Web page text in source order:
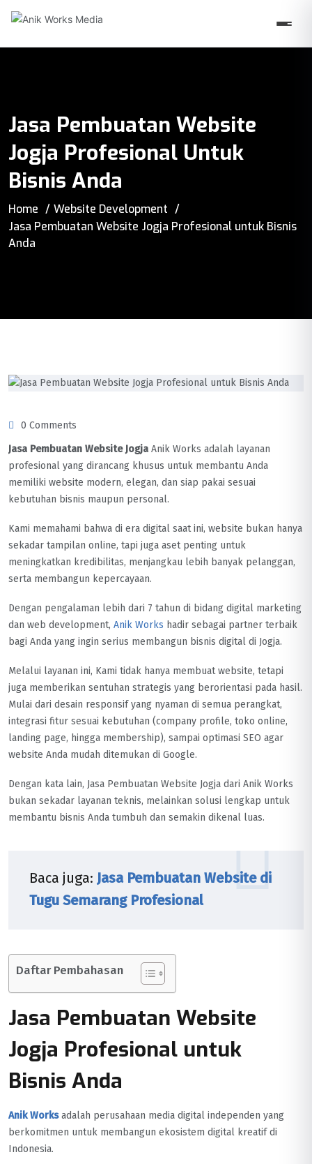
Jasa Pembuatan Website
Jogja Profesional Untuk
Bisnis Anda
Home
Website Development
Jasa Pembuatan Website Jogja Profesional untuk Bisnis
Anda
0 Comments
Jasa Pembuatan Website Jogja Anik Works adalah layanan
profesional yang dirancang khusus untuk membantu Anda
memiliki website modern, elegan, dan siap pakai sesuai
kebutuhan bisnis maupun personal.
Kami memahami bahwa di era digital saat ini, website bukan hanya
sekadar tampilan online, tapi juga aset penting untuk
meningkatkan kredibilitas, menjangkau lebih banyak pelanggan,
serta membangun kepercayaan.
Dengan pengalaman lebih dari 7 tahun di bidang digital marketing
dan web development, Anik Works hadir sebagai partner terbaik
bagi Anda yang ingin serius membangun bisnis digital di Jogja.
Melalui layanan ini, Kami tidak hanya membuat website, tetapi
juga memberikan sentuhan strategis yang berorientasi pada hasil.
Mulai dari desain responsif yang nyaman di semua perangkat,
integrasi fitur sesuai kebutuhan (company profile, toko online,
landing page, hingga membership), sampai optimasi SEO agar
website Anda mudah ditemukan di Google.
Dengan kata lain, Jasa Pembuatan Website Jogja dari Anik Works
bukan sekadar layanan teknis, melainkan solusi lengkap untuk
membantu bisnis Anda tumbuh dan semakin dikenal luas.
Baca juga: Jasa Pembuatan Website di
Tugu Semarang Profesional
Daftar Pembahasan
Jasa Pembuatan Website
Jogja Profesional untuk
Bisnis Anda
Anik Worksadalah perusahaan media digital independen yang
berkomitmen untuk membangun ekosistem digital kreatif di
Indonesia.